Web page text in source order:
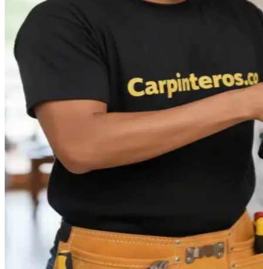
WhatsApp
Carpinteros
| Chipre
En Aristokrata entendemos que amoblar tu casa puede ser un
reto, pero nosotros podemos ayudar a sacar el máximo provecho
a tus espacios.